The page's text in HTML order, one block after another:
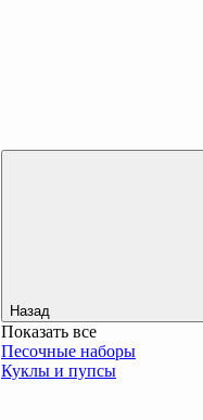
Назад
Показать все
Песочные наборы
Куклы и пупсы